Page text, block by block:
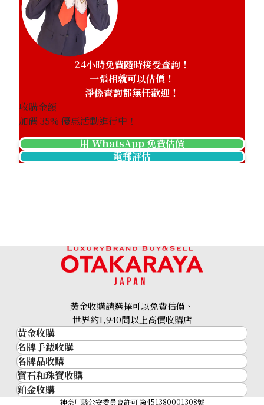
24小時免費隨時接受查詢！
一張相就可以估價！
淨係查詢都無任歡迎！
收購金額
加碼35% 優惠活動進行中！
用 WhatsApp 免費估價
電郵評估
黃金收購請選擇可以免費估價、
世界約1,940間以上高價收購店
黃金收購
黃金･金條
金條
金幣及銀幣
過去十年黃金價格
名牌手錶收購
名牌手錶收購
勞力士 (Rolex)
Patek Philippe
名牌品收購
名牌品收購
HERMES
寶石和珠寶收購
寶石和珠寶
鉑金收購
神奈川縣公安委員會許可 第451380001308號